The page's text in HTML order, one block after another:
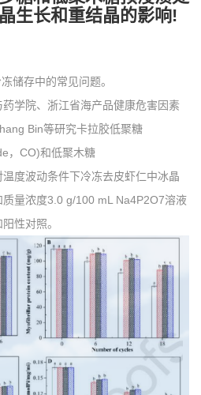
生长和重结晶的影响!
存中的常见问题。
学院、浙江省海产品健康危害因素
Bin等研究卡拉胶低聚糖
，CO)和低聚木糖
度波动条件下冷冻去皮虾仁中冰晶
量浓度3.0 g/100 mL Na4P2O7溶液
性对照。